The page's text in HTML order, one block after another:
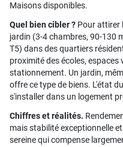
Maisons disponibles.
Quel bien cibler ? Pour attirer
jardin (3-4 chambres, 90-130
T5) dans des quartiers
proximité des écoles, espaces
stationnement. Un jardin,
offre ce type de biens. L'état
s'installer dans un logement
Chiffres et réalités.
mais stabilité exceptionnelle
sereine qui compense